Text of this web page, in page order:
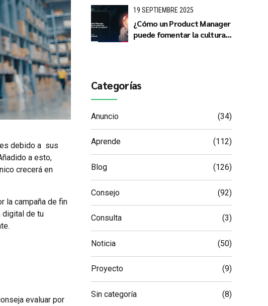
debido a sus
a esto,
crecerá en
la campaña de fin
digital de tu
evaluar por
mañana
19 SEPTIEMBRE 2025
¿Cómo un Product Manager
puede fomentar la cultura
Categorías
Anuncio (34)
Aprende (112)
Blog (126)
Consejo (92)
Consulta (3)
Noticia (50)
Proyecto (9)
Sin categoría (8)